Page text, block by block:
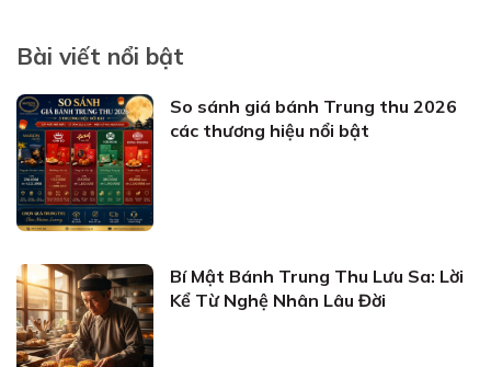
Bài viết nổi bật
So sánh giá bánh Trung thu 2026
các thương hiệu nổi bật
Bí Mật Bánh Trung Thu Lưu Sa: Lời
Kể Từ Nghệ Nhân Lâu Đời